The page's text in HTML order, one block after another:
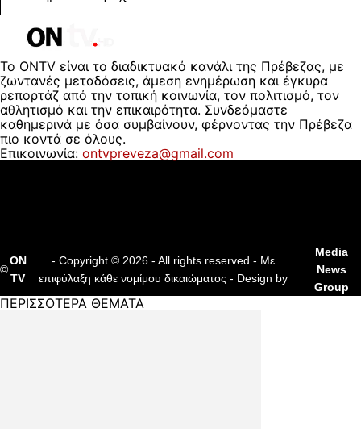
Το ONTV είναι το διαδικτυακό κανάλι της Πρέβεζας, με
ζωντανές μεταδόσεις, άμεση ενημέρωση και έγκυρα
ρεπορτάζ από την τοπική κοινωνία, τον πολιτισμό, τον
αθλητισμό και την επικαιρότητα. Συνδεόμαστε
καθημερινά με όσα συμβαίνουν, φέρνοντας την Πρέβεζα
πιο κοντά σε όλους.
Επικοινωνία: ontvpreveza@gmail.com
©
ON
TV
- Copyright © 2026 - All rights reserved - Με
επιφύλαξη κάθε νομίμου δικαιώματος - Design by
Media
News
Group
ΠΕΡΙΣΣΟΤΕΡΑ ΘΕΜΑΤΑ